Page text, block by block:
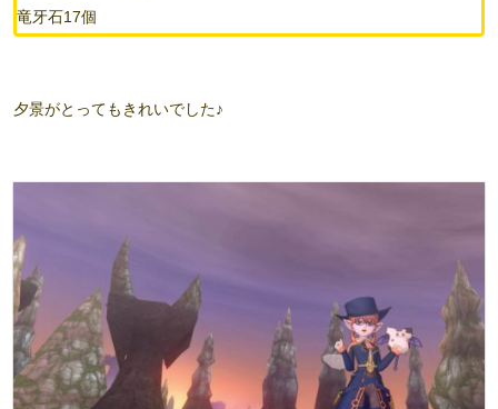
竜牙石17個
夕景がとってもきれいでした♪